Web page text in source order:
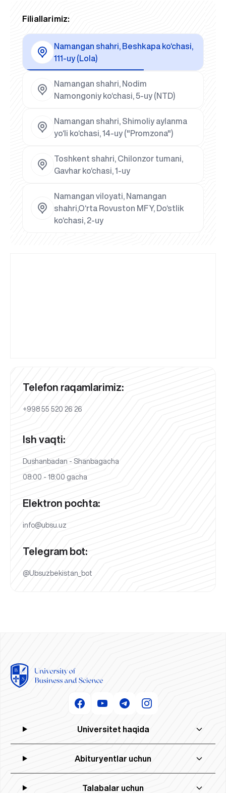
Filiallarimiz:
Namangan shahri, Beshkapa ko‘chasi,
111-uy (Lola)
Namangan shahri, Nodim
Namongoniy ko‘chasi, 5-uy (NTD)
Namangan shahri, Shimoliy aylanma
yo‘li ko‘chasi, 14-uy ("Promzona")
Toshkent shahri, Chilonzor tumani,
Gavhar ko‘chasi, 1-uy
Namangan viloyati, Namangan
shahri,O‘rta Rovuston MFY, Do‘stlik
ko‘chasi, 2-uy
Telefon raqamlarimiz:
+998 55 520 26 26
Ish vaqti:
Dushanbadan - Shanbagacha
08:00 - 18:00 gacha
Elektron pochta:
info@ubsu.uz
Telegram bot:
@Ubsuzbekistan_bot
Universitet haqida
Abituryentlar uchun
Talabalar uchun